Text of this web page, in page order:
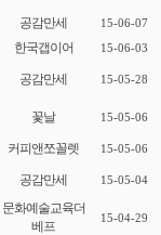
공감만세 15-06-07
한국갭이어 15-06-03
공감만세 15-05-28
꽃날 15-05-06
커피앤쪼꼴렛 15-05-06
공감만세 15-05-04
문화예술교육더
베프
15-04-29